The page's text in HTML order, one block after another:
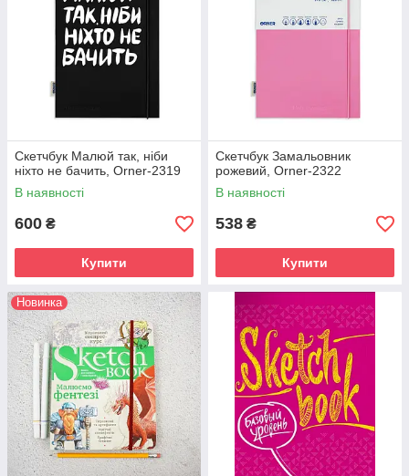
Скетчбук Малюй так, ніби
ніхто не бачить, Orner-2319
В наявності
600 ₴
Купити
Скетчбук Замальовник
рожевий, Orner-2322
В наявності
538 ₴
Купити
Новинка